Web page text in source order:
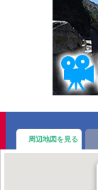
周辺地図を見る